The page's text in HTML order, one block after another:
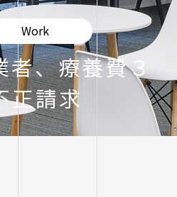
Work
者、療養費３
正請求